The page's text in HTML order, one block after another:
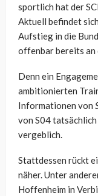
sportlich hat der
Aktuell befindet
Aufstieg in die
offenbar bereits an
Denn ein
ambitionierten
Informationen von
von S04
vergeblich.
Stattdessen rückt
näher. Unter
Hoffenheim in